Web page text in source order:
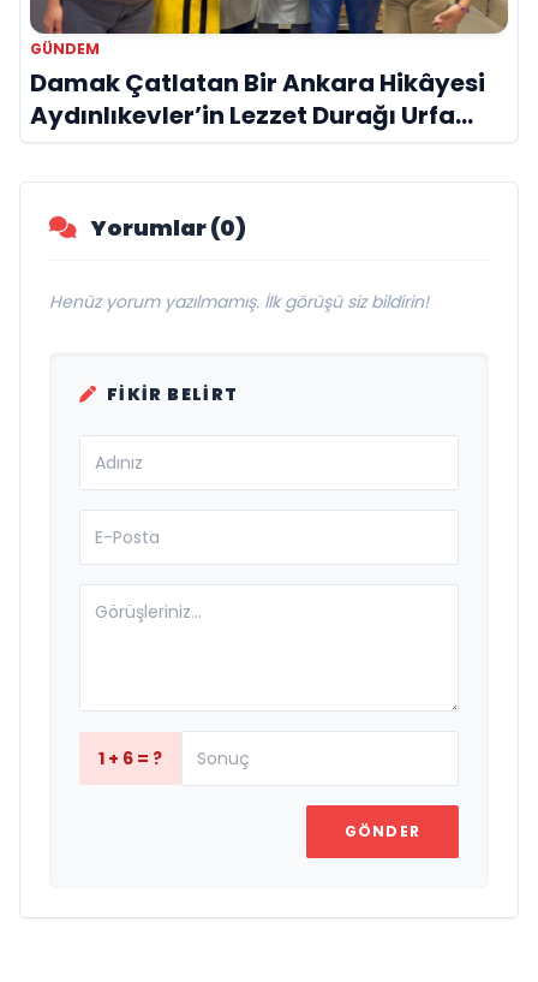
GÜNDEM
Damak Çatlatan Bir Ankara Hikâyesi
Aydınlıkevler’in Lezzet Durağı Urfa
Damak
Yorumlar (0)
Henüz yorum yazılmamış. İlk görüşü siz bildirin!
FIKIR BELIRT
1 + 6 = ?
GÖNDER